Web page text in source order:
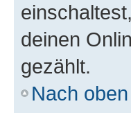
deinen
gezählt.
Nach oben